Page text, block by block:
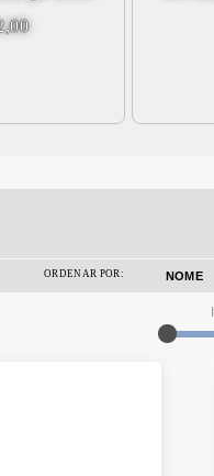
ORDENAR POR: NOME